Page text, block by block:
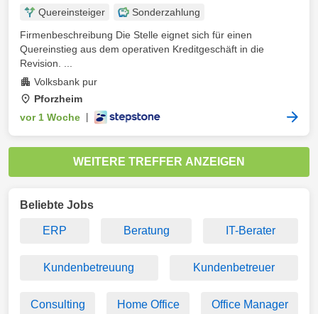
Quereinsteiger
Sonderzahlung
Firmenbeschreibung Die Stelle eignet sich für einen
Quereinstieg aus dem operativen Kreditgeschäft in die
Revision. ...
Volksbank pur
Pforzheim
vor 1 Woche
WEITERE TREFFER ANZEIGEN
Beliebte Jobs
ERP Beratung IT-Berater
Kundenbetreuung Kundenbetreuer
Consulting Home Office Office Manager